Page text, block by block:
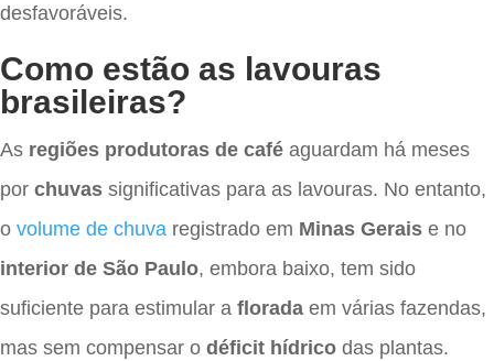
desfavoráveis.
Como estão as lavouras
brasileiras?
As regiões produtoras de café aguardam há meses
por chuvas significativas para as lavouras. No entanto,
o volume de chuva registrado em Minas Gerais e no
interior de São Paulo, embora baixo, tem sido
suficiente para estimular a florada em várias fazendas,
mas sem compensar o déficit hídrico das plantas.